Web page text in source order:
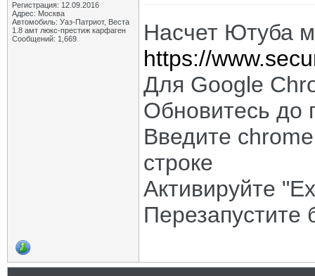
Регистрация: 12.09.2016
Адрес: Москва
Автомобиль: Уаз-Патриот, Веста
1.8 амт люкс-престиж карфаген
Сообщений: 1,669
Насчет Ютуба
https://
Для Google
Обновитесь до
Введите
строке
Активируйте
Перезапустите